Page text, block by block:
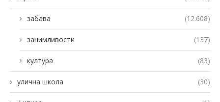
забава (12.608)
занимливости (137)
култура (83)
улична школа (30)